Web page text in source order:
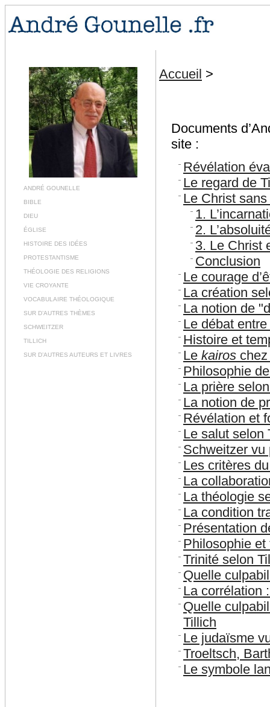
ANDRÉ GOUNELLE
BIBLE
DIEU
ÉGLISE
HISTOIRE DES IDÉES
PROTESTANTISME
THÉOLOGIE DES RELIGIONS
VIE CROYANTE
VOCABULAIRE THÉOLOGIQUE
SUR D’AUTRES THÈMES
SCHWEITZER
TILLICH
SUR D’AUTRES AUTEURS ET LIVRES
Accueil >
Documents
site :
Révélation
Le regard de
Le Christ
1.
2.
3. Le Christ
Conclusion
Le courage
La création
La notion de
Le débat
Histoire et
Le kairos
Philosophie
La prière
La notion de
Révélation et
Le salut selon
Schweitzer vu
Les critères
La
La théologie
La condition
Présentation
Philosophie
Trinité selon
Quelle
La corrélation
Quelle
Tillich
Le judaïsme
Troeltsch,
Le symbole